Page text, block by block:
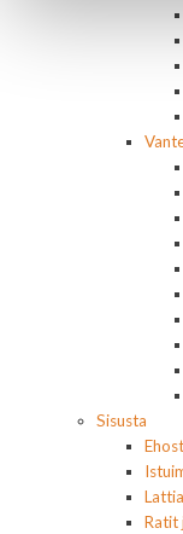
Sisusta
Ratit